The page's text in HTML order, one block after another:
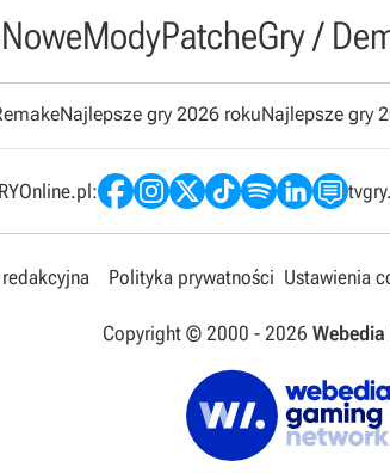
NoweModyPatcheGry /
Najlepsze gry 2026 rokuNajlepsze gry
Polityka prywatności Ustawienia
Copyright © 2000 - 2026